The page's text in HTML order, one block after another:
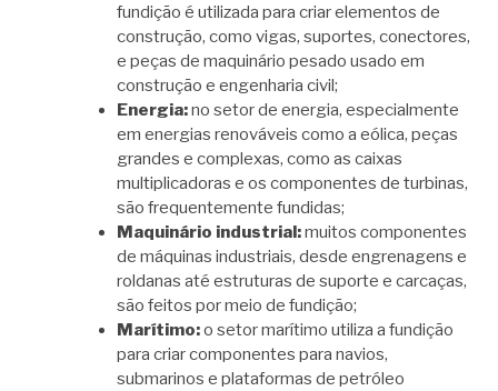
fundição é utilizada para criar elementos de
construção, como vigas, suportes, conectores,
e peças de maquinário pesado usado em
construção e engenharia civil;
Energia:no setor de energia, especialmente
em energias renováveis como a eólica, peças
grandes e complexas, como as caixas
multiplicadoras e os componentes de turbinas,
são frequentemente fundidas;
Maquinário industrial:muitos componentes
de máquinas industriais, desde engrenagens e
roldanas até estruturas de suporte e carcaças,
são feitos por meio de fundição;
Marítimo:o setor marítimo utiliza a fundição
para criar componentes para navios,
submarinos e plataformas de petróleo